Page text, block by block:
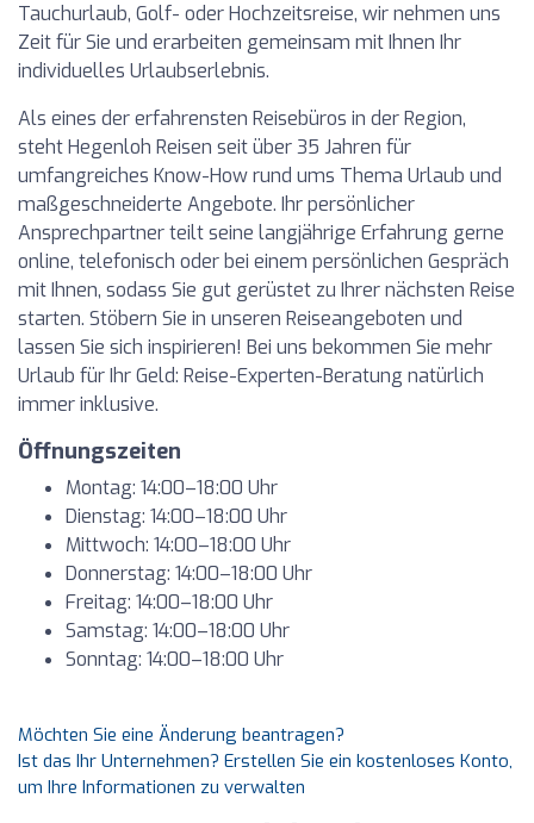
Tauchurlaub, Golf- oder Hochzeitsreise, wir nehmen uns
Zeit für Sie und erarbeiten gemeinsam mit Ihnen Ihr
individuelles Urlaubserlebnis.
Als eines der erfahrensten Reisebüros in der Region,
steht Hegenloh Reisen seit über 35 Jahren für
umfangreiches Know-How rund ums Thema Urlaub und
maßgeschneiderte Angebote. Ihr persönlicher
Ansprechpartner teilt seine langjährige Erfahrung gerne
online, telefonisch oder bei einem persönlichen Gespräch
mit Ihnen, sodass Sie gut gerüstet zu Ihrer nächsten Reise
starten. Stöbern Sie in unseren Reiseangeboten und
lassen Sie sich inspirieren! Bei uns bekommen Sie mehr
Urlaub für Ihr Geld: Reise-Experten-Beratung natürlich
immer inklusive.
Öffnungszeiten
Montag: 14:00–18:00 Uhr
Dienstag: 14:00–18:00 Uhr
Mittwoch: 14:00–18:00 Uhr
Donnerstag: 14:00–18:00 Uhr
Freitag: 14:00–18:00 Uhr
Samstag: 14:00–18:00 Uhr
Sonntag: 14:00–18:00 Uhr
Möchten Sie eine Änderung beantragen?
Ist das Ihr Unternehmen? Erstellen Sie ein kostenloses Konto,
um Ihre Informationen zu verwalten